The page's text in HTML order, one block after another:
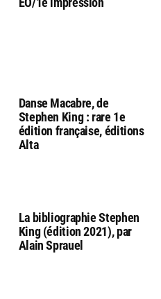
Danse Macabre, de
Stephen King : rare 1e
édition française, éditions
Alta
La bibliographie Stephen
King (édition 2021), par
Alain Sprauel